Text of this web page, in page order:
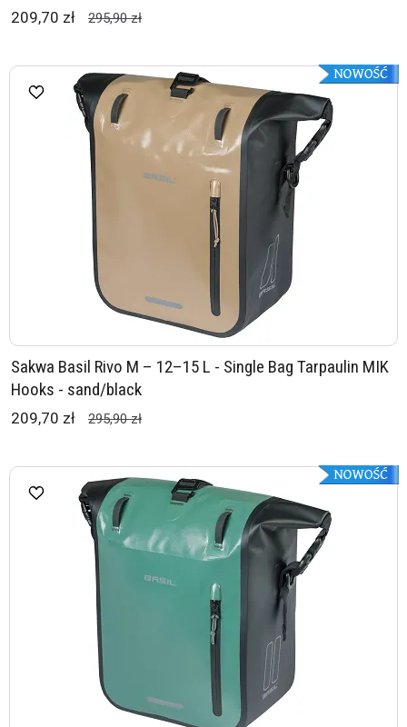
209,70 zł 295,90 zł
Sakwa Basil Rivo M – 12–15 L - Single Bag Tarpaulin MIK
Hooks - sand/black
209,70 zł 295,90 zł